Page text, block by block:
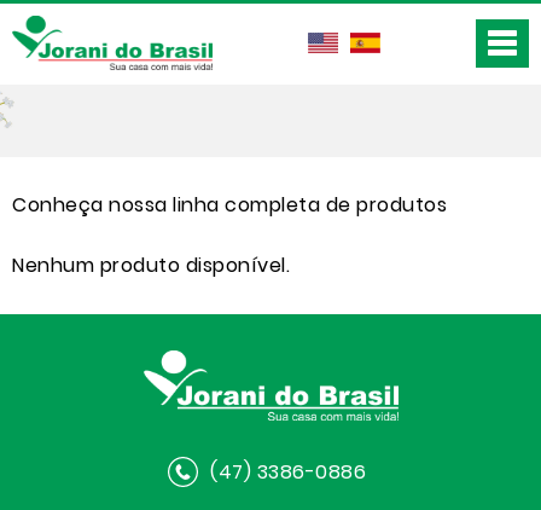
Conheça nossa linha completa de produtos
Nenhum produto disponível.
(47) 3386-0886